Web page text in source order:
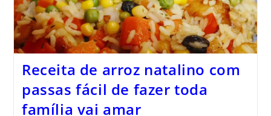
Receita de arroz natalino com
passas fácil de fazer toda
família vai amar